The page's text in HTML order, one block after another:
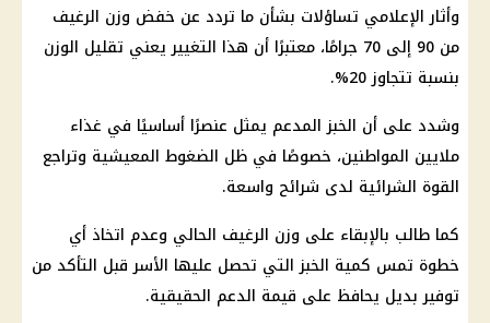
وأثار الإعلامي تساؤلات بشأن ما تردد عن خفض وزن الرغيف
من 90 إلى 70 جرامًا، معتبرًا أن هذا التغيير يعني تقليل الوزن
بنسبة تتجاوز 20%.
وشدد على أن الخبز المدعم يمثل عنصرًا أساسيًا في غذاء
ملايين المواطنين، خصوصًا في ظل الضغوط المعيشية وتراجع
القوة الشرائية لدى شرائح واسعة.
كما طالب بالإبقاء على وزن الرغيف الحالي وعدم اتخاذ أي
خطوة تمس كمية الخبز التي تحصل عليها الأسر قبل التأكد من
توفير بديل يحافظ على قيمة الدعم الحقيقية.